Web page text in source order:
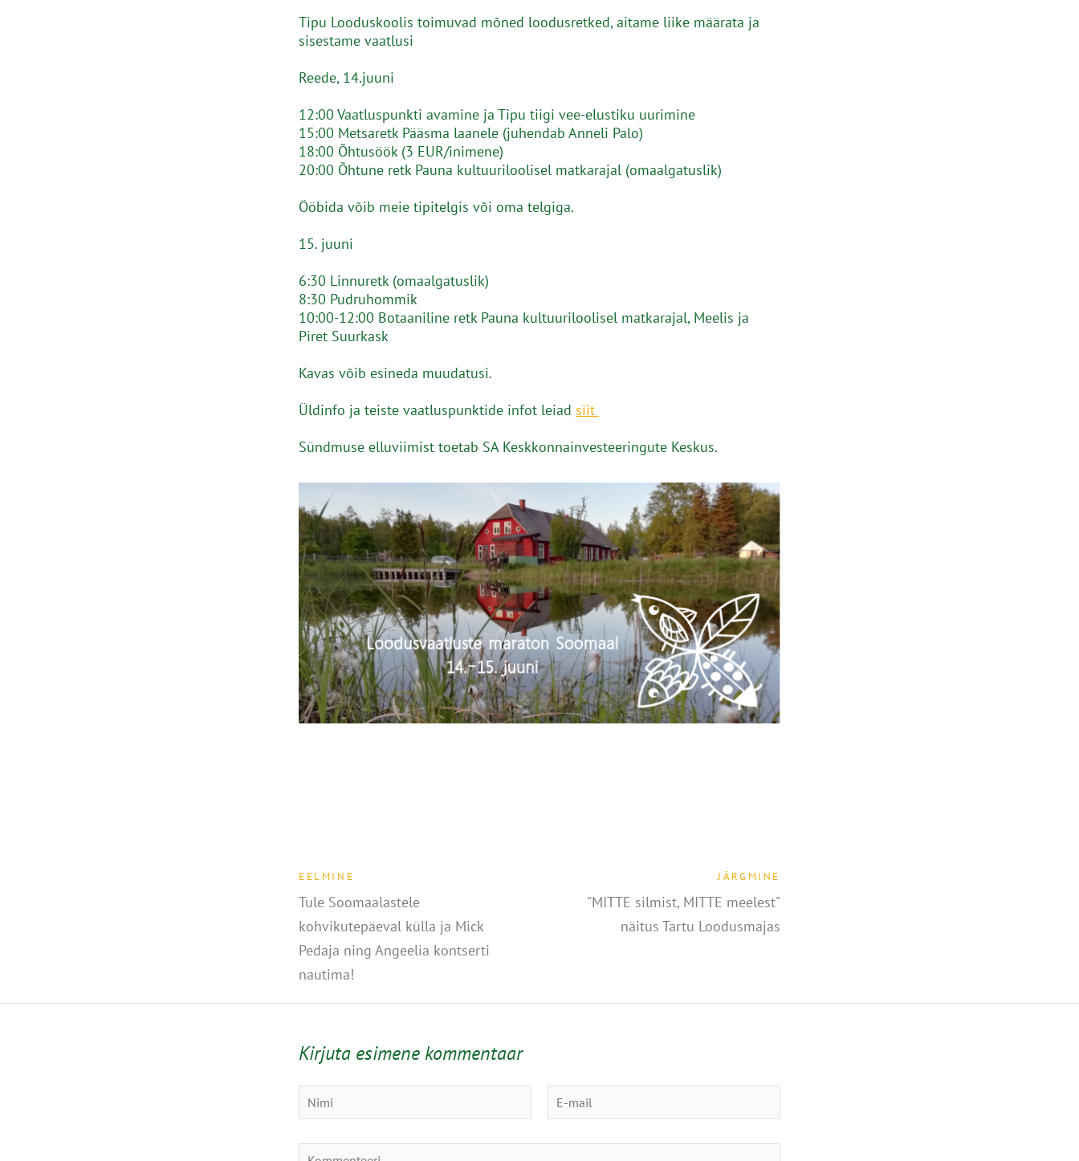
Tipu Looduskoolis toimuvad mõned loodusretked, aitame liike määrata ja
sisestame vaatlusi
Reede, 14.juuni
12:00 Vaatluspunkti avamine ja Tipu tiigi vee-elustiku uurimine
15:00 Metsaretk Pääsma laanele (juhendab Anneli Palo)
18:00 Õhtusöök (3 EUR/inimene)
20:00 Õhtune retk Pauna kultuuriloolisel matkarajal (omaalgatuslik)
Ööbida võib meie tipitelgis või oma telgiga.
15. juuni
6:30 Linnuretk (omaalgatuslik)
8:30 Pudruhommik
10:00-12:00 Botaaniline retk Pauna kultuuriloolisel matkarajal, Meelis ja
Piret Suurkask
Kavas võib esineda muudatusi.
Üldinfo ja teiste vaatluspunktide infot leiad siit
Sündmuse elluviimist toetab SA Keskkonnainvesteeringute Keskus.
EELMINE
Tule Soomaalastele
kohvikutepäeval külla ja Mick
Pedaja ning Angeelia kontserti
nautima!
JÄRGMINE
"MITTE silmist, MITTE meelest"
näitus Tartu Loodusmajas
Kirjuta esimene kommentaar